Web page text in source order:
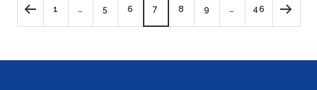
1 … 5 6 7 8 9 … 46